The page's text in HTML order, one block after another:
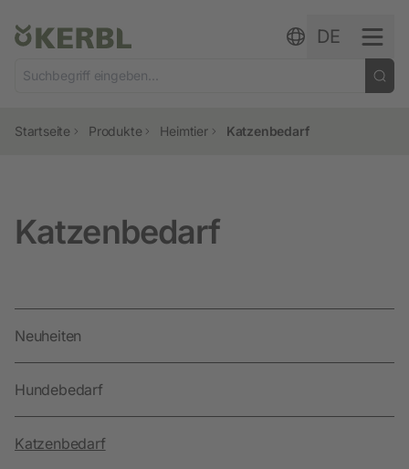
DE
Startseite Produkte Heimtier Katzenbedarf
Katzenbedarf
Neuheiten
Hundebedarf
Katzenbedarf